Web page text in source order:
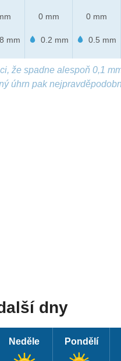
mm
0 mm
0.2 mm
0 mm
0.5 mm
že spadne alespoň 0,1
úhrn pak
dny
Neděle Pondělí